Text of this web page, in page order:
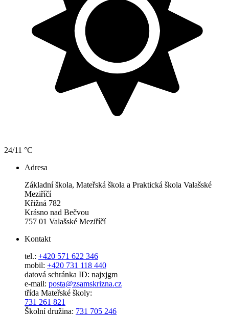
24/11 °C
Adresa
Základní škola, Mateřská škola a Praktická škola Valašské
Meziříčí
Křižná 782
Krásno nad Bečvou
757 01 Valašské Meziříčí
Kontakt
tel.: +420 571 622 346
mobil: +420 731 118 440
datová schránka ID: najxjgm
e-mail: posta@zsamskrizna.cz
třída Mateřské školy:
731 261 821
Školní družina: 731 705 246